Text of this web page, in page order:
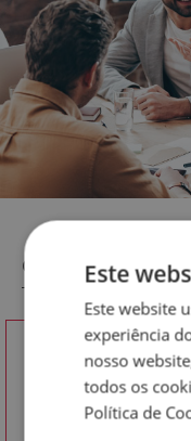
Como
GET TO
1ª FASE
Este
Este website
experiência
nosso
todos os
Política de